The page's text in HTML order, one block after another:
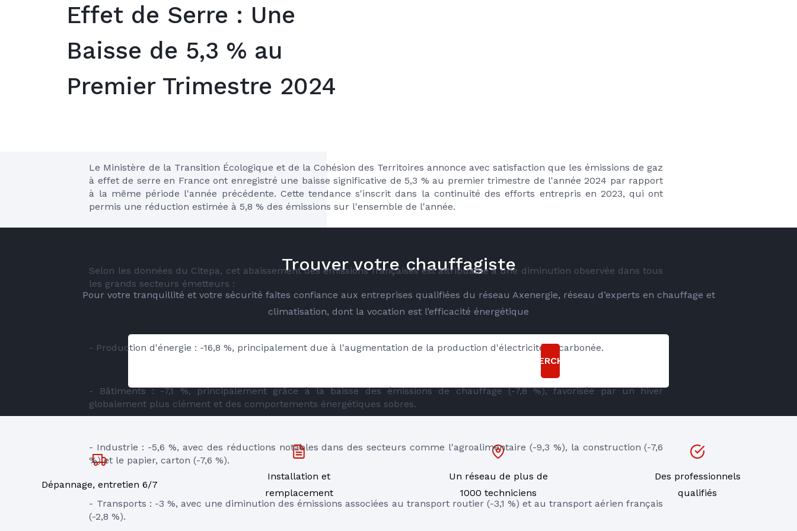
Effet de Serre : Une
Baisse de 5,3 % au
Premier Trimestre 2024
Le Ministère de la Transition Écologique et de la Cohésion des Territoires annonce avec satisfaction que les émissions de gaz
à effet de serre en France ont enregistré une baisse significative de 5,3 % au premier trimestre de l'année 2024 par rapport
à la même période l'année précédente. Cette tendance s'inscrit dans la continuité des efforts entrepris en 2023, qui ont
permis une réduction estimée à 5,8 % des émissions sur l'ensemble de l'année.
Selon les données du Citepa, cet abaissement des émissions françaises est attribuable à une diminution observée dans tous
les grands secteurs émetteurs :
- Production d'énergie : -16,8 %, principalement due à l'augmentation de la production d'électricité décarbonée.
- Bâtiments : -7,1 %, principalement grâce à la baisse des émissions de chauffage (-7,8 %), favorisée par un hiver
globalement plus clément et des comportements énergétiques sobres.
- Industrie : -5,6 %, avec des réductions notables dans des secteurs comme l'agroalimentaire (-9,3 %), la construction (-7,6
%) et le papier, carton (-7,6 %).
- Transports : -3 %, avec une diminution des émissions associées au transport routier (-3,1 %) et au transport aérien français
(-2,8 %).
Trouver votre chauffagiste
Pour votre tranquillité et votre sécurité faites confiance aux entreprises qualifiées du réseau Axenergie, réseau d’experts en chauffage et
climatisation, dont la vocation est l’efficacité énergétique
RECHERCHER
Dépannage, entretien 6/7
Installation et
remplacement
Un réseau de plus de
1000 techniciens
Des professionnels
qualifiés